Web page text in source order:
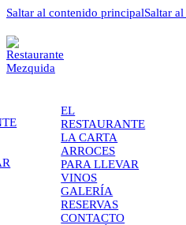
Saltar al contenido principalSaltar
EL
RESTAURANTE
LA CARTA
ARROCES
PARA LLEVAR
VINOS
GALERÍA
RESERVAS
CONTACTO